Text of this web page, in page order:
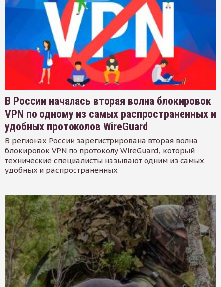
В России началась вторая волна блокировок
VPN по одному из самых распространенных и
удобных протоколов WireGuard
В регионах России зарегистрирована вторая волна
блокировок VPN по протоколу WireGuard, который
технические специалисты называют одним из самых
удобных и распространенных